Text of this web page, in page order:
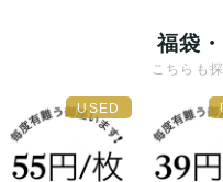
福袋
こちらも